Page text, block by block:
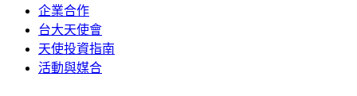
企業合作
台大天使會
天使投資指南
活動與媒合